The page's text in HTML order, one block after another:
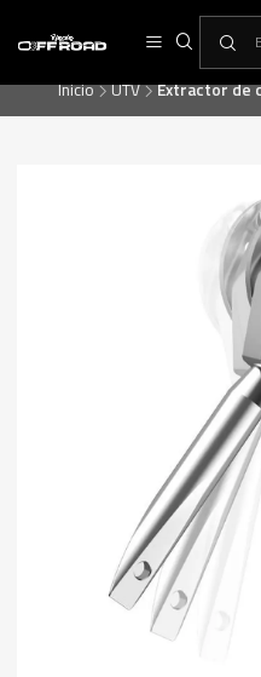
RINCON OFF-ROAD, la
& UTV
Inicio
UTV Extractor de